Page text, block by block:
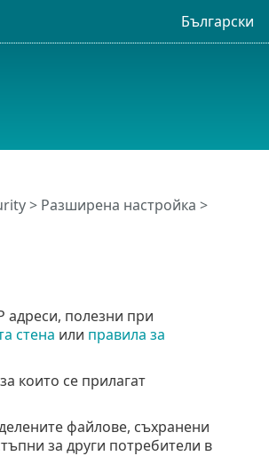
Български
> Разширена настройка >
адреси, полезни при
стена или правила за
които се прилагат
файлове, съхранени
за други потребители в